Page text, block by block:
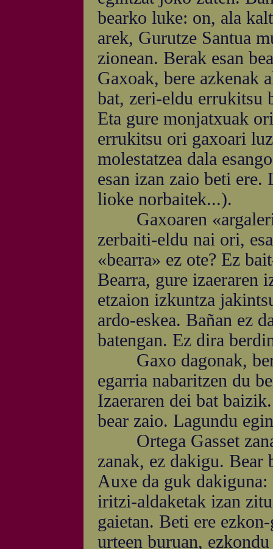
bearko luke: on, ala
arek, Gurutze Santua
zionean. Berak esan
Gaxoak, bere azkenak
bat, zeri-eldu errukitsu
Eta gure monjatxuak
errukitsu ori gaxoari
molestatzea dala
esan izan zaio beti ere.
lioke norbaitek...).
Gaxoaren
zerbaiti-eldu nai ori,
«bearra» ez ote? Ez
Bearra, gure izaeraren
etzaion izkuntza
ardo-eskea. Bañan ez
batengan. Ez dira
Gaxo dagonak, bere
egarria nabaritzen du
Izaeraren dei bat
bear zaio. Lagundu
Ortega Gasset
zanak, ez dakigu. Bear
Auxe da guk dakiguna:
iritzi-aldaketak izan
gaietan. Beti ere
urteen buruan,